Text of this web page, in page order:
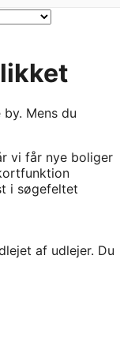
Mens du
vi får nye boliger
i søgefeltet
af udlejer. Du